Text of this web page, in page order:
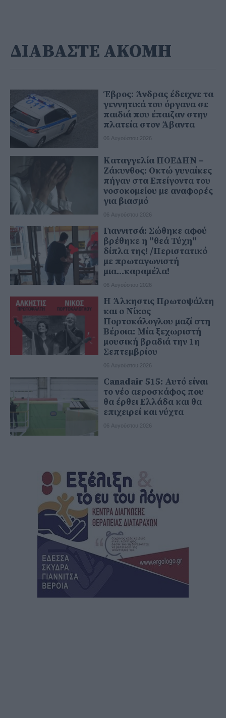
ΔΙΑΒΑΣΤΕ ΑΚΟΜΗ
Έβρος: Άνδρας έδειχνε τα
γεννητικά του όργανα σε
παιδιά που έπαιζαν στην
πλατεία στον Άβαντα
06 Αυγούστου 2026
Καταγγελία ΠΟΕΔΗΝ –
Ζάκυνθος: Οκτώ γυναίκες
πήγαν στα Επείγοντα του
νοσοκομείου με αναφορές
για βιασμό
06 Αυγούστου 2026
Γιαννιτσά: Σώθηκε αφού
βρέθηκε η "θεά Τύχη"
δίπλα της! /Περιστατικό
με πρωταγωνιστή
μια...καραμέλα!
06 Αυγούστου 2026
Η Άλκηστις Πρωτοψάλτη
και ο Νίκος
Πορτοκάλογλου μαζί στη
Βέροια: Μία ξεχωριστή
μουσική βραδιά την 1η
Σεπτεμβρίου
06 Αυγούστου 2026
Canadair 515: Αυτό είναι
το νέο αεροσκάφος που
θα έρθει Ελλάδα και θα
επιχειρεί και νύχτα
06 Αυγούστου 2026